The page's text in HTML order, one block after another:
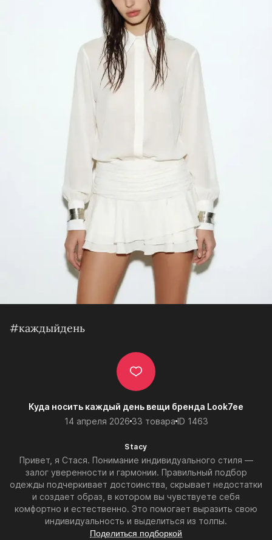
#каждыйдень
Куда носить каждый день вещи бренда Look7ee
14 апреля 2026 33 товара ID 1463
Stacy
Привет, я Стася. Понимание индивидуального стиля —
залог уверенности и гармонии. Правильный подбор
одежды подчеркивает достоинства, скрывает недостатки
и создает образ, в котором вы чувствуете себя
комфортно и естественно. Это помогает выразить свою
индивидуальность и выделиться из толпы.
Поделиться подборкой